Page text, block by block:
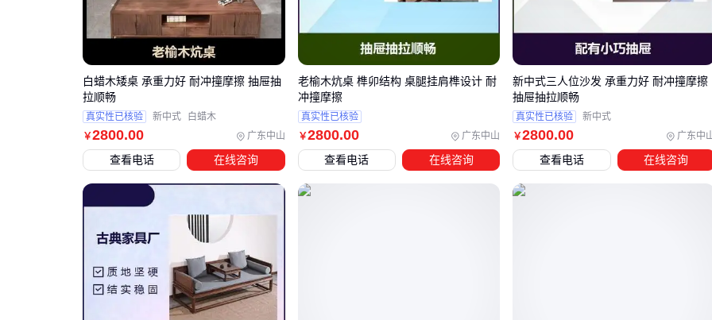
金属构件与木材的结合，能强化现代设计感
深色木材建议选择纹理清晰的品种，避免沉闷感
工艺细节同样重要。传统榫卯结构值得保留，但表面处理可以
采用更现代的哑光漆或木蜡油工艺，让木质呈现自然光泽而非
三、不同空间如何匹配现代风格中式家具？
￥2800.00 广东中山
白蜡木矮桌 承重力好 耐冲撞摩擦 抽屉抽
拉顺畅
真实性已核验 新中式 白蜡木
查看电话 在线咨询
￥2800.00 广东中山
老榆木炕桌 榫卯结构 桌腿挂肩榫设计 耐
冲撞摩擦
真实性已核验
查看电话 在线咨询
￥2800.00 广东中
新中式三人位沙发 承重力好 耐冲撞摩擦
抽屉抽拉顺畅
真实性已核验 新中式
查看电话 在线咨询